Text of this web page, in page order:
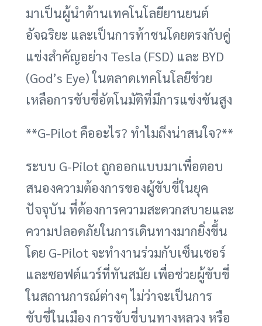
มาเป็นผู้นำด้านเทคโนโลยียานยนต์
อัจฉริยะ และเป็นการท้าชนโดยตรงกับคู่
แข่งสำคัญอย่าง Tesla (FSD) และ BYD
(God’s Eye) ในตลาดเทคโนโลยีช่วย
เหลือการขับขี่อัตโนมัติที่มีการแข่งขันสูง
**G-Pilot คืออะไร? ทำไมถึงน่าสนใจ?**
ระบบ G-Pilot ถูกออกแบบมาเพื่อตอบ
สนองความต้องการของผู้ขับขี่ในยุค
ปัจจุบัน ที่ต้องการความสะดวกสบายและ
ความปลอดภัยในการเดินทางมากยิ่งขึ้น
โดย G-Pilot จะทำงานร่วมกับเซ็นเซอร์
และซอฟต์แวร์ที่ทันสมัย เพื่อช่วยผู้ขับขี่
ในสถานการณ์ต่างๆ ไม่ว่าจะเป็นการ
ขับขี่ในเมือง การขับขี่บนทางหลวง หรือ